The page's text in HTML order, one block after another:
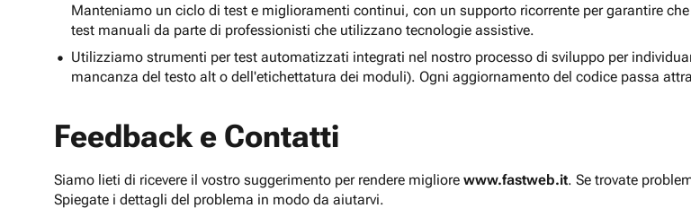
Manteniamo un ciclo di test e miglioramenti continui, con un supporto ricorrente per garantire
test manuali da parte di professionisti che utilizzano tecnologie assistive.
Utilizziamo strumenti per test automatizzati integrati nel nostro processo di sviluppo per
mancanza del testo alt o dell'etichettatura dei moduli). Ogni aggiornamento del codice passa
Feedback e Contatti
Siamo lieti di ricevere il vostro suggerimento per rendere migliore www.fastweb.it. Se trovate
Spiegate i dettagli del problema in modo da aiutarvi.